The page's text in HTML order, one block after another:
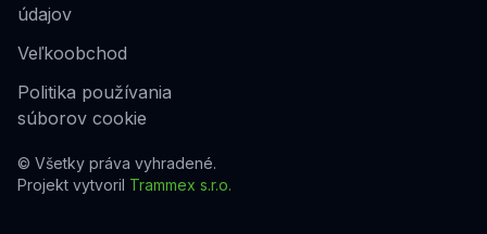
údajov
Veľkoobchod
Politika používania
súborov cookie
© Všetky práva vyhradené.
Projekt vytvoril Trammex s.r.o.